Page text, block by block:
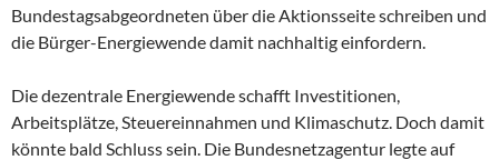
Bundestagsabgeordneten über die Aktionsseite schreiben und
die Bürger-Energiewende damit nachhaltig einfordern.
Die dezentrale Energiewende schafft Investitionen,
Arbeitsplätze, Steuereinnahmen und Klimaschutz. Doch damit
könnte bald Schluss sein. Die Bundesnetzagentur legte auf